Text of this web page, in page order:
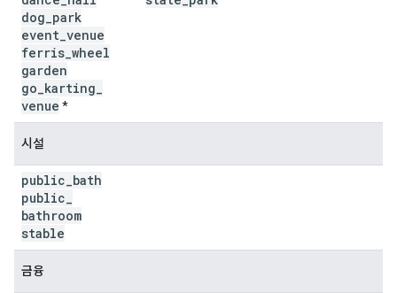
dog park
event venue
ferris wheel
garden
go karting
venue *
시설
public bath
public
bathroom
stable
금융